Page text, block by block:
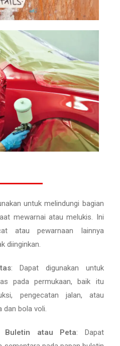
untuk melindungi bagian
mewarnai atau melukis. Ini
atau pewarnaan lainnya
diinginkan.
: Dapat digunakan untuk
pada permukaan, baik itu
pengecatan jalan, atau
dan bola voli.
Buletin atau Peta: Dapat